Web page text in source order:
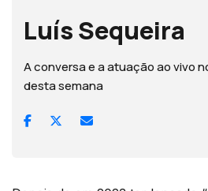
Luís Sequeira
A conversa e a atuação ao vivo
desta semana